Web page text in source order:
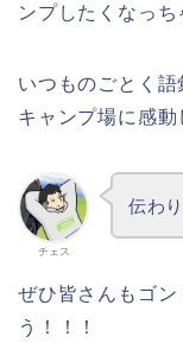
ンプしたくなっち
いつものごとく語
キャンプ場に感動
チェス
伝わ
ぜひ皆さんもゴン
う！！！